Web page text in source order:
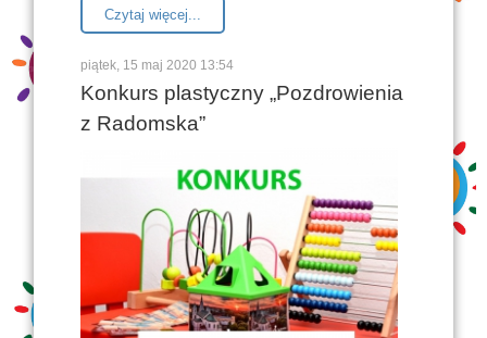
Czytaj więcej...
piątek, 15 maj 2020 13:54
Konkurs plastyczny „Pozdrowienia
z Radomska”